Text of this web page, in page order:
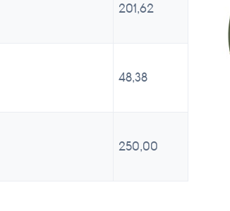
201,62
48,38
250,00